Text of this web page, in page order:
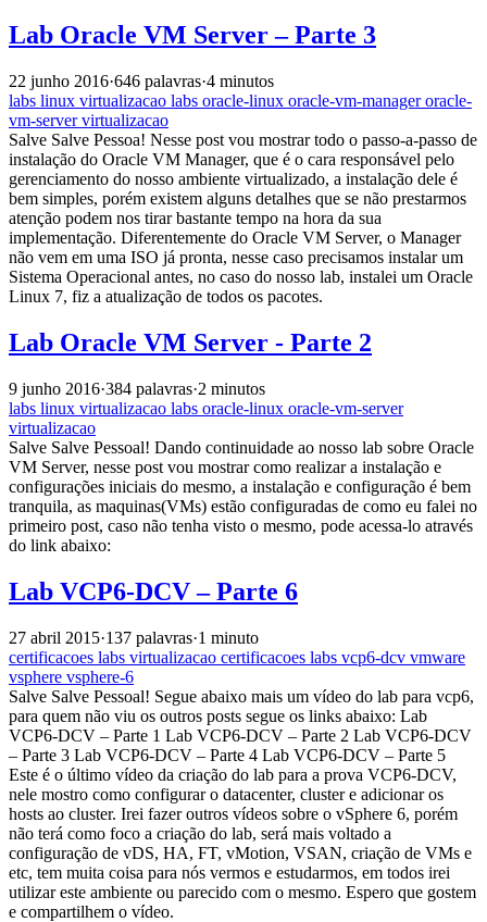
Lab Oracle VM Server – Parte 3
22 junho 2016·646 palavras·4 minutos
labs linux virtualizacao labs oracle-linux oracle-vm-manageroracle-
vm-servervirtualizacao
Salve Salve Pessoa! Nesse post vou mostrar todo o passo-a-passo de
instalação do Oracle VM Manager, que é o cara responsável pelo
gerenciamento do nosso ambiente virtualizado, a instalação dele é
bem simples, porém existem alguns detalhes que se não prestarmos
atenção podem nos tirar bastante tempo na hora da sua
implementação. Diferentemente do Oracle VM Server, o Manager
não vem em uma ISO já pronta, nesse caso precisamos instalar um
Sistema Operacional antes, no caso do nosso lab, instalei um Oracle
Linux 7, fiz a atualização de todos os pacotes.
Lab Oracle VM Server - Parte 2
9 junho 2016·384 palavras·2 minutos
labs linux virtualizacao labs oracle-linux oracle-vm-server
virtualizacao
Salve Salve Pessoal! Dando continuidade ao nosso lab sobre Oracle
VM Server, nesse post vou mostrar como realizar a instalação e
configurações iniciais do mesmo, a instalação e configuração é bem
tranquila, as maquinas(VMs) estão configuradas de como eu falei no
primeiro post, caso não tenha visto o mesmo, pode acessa-lo através
do link abaixo:
Lab VCP6-DCV – Parte 6
27 abril 2015·137 palavras·1 minuto
certificacoes labs virtualizacao certificacoes labs vcp6-dcv vmware
vsphere vsphere-6
Salve Salve Pessoal! Segue abaixo mais um vídeo do lab para vcp6,
para quem não viu os outros posts segue os links abaixo: Lab
VCP6-DCV – Parte 1 Lab VCP6-DCV – Parte 2 Lab VCP6-DCV
– Parte 3 Lab VCP6-DCV – Parte 4 Lab VCP6-DCV – Parte 5
Este é o último vídeo da criação do lab para a prova VCP6-DCV,
nele mostro como configurar o datacenter, cluster e adicionar os
hosts ao cluster. Irei fazer outros vídeos sobre o vSphere 6, porém
não terá como foco a criação do lab, será mais voltado a
configuração de vDS, HA, FT, vMotion, VSAN, criação de VMs e
etc, tem muita coisa para nós vermos e estudarmos, em todos irei
utilizar este ambiente ou parecido com o mesmo. Espero que gostem
e compartilhem o vídeo.